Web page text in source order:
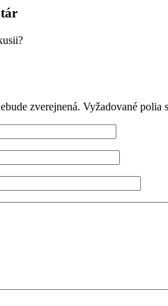
zverejnená. Vyžadované polia